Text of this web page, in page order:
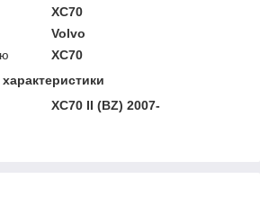
XC70
Volvo
XC70
XC70 II (BZ) 2007-